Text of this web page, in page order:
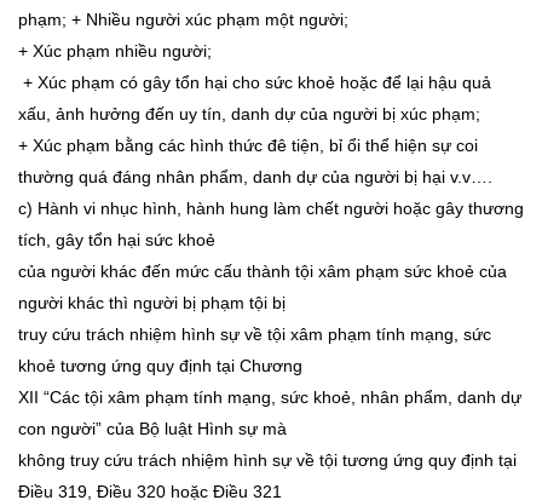
phạm; + Nhiều người xúc phạm một người;
+ Xúc phạm nhiều người;
+ Xúc phạm có gây tổn hại cho sức khoẻ hoặc để lại hậu quả
xấu, ảnh hưởng đến uy tín, danh dự của người bị xúc phạm;
+ Xúc phạm bằng các hình thức đê tiện, bỉ ổi thể hiện sự coi
thường quá đáng nhân phẩm, danh dự của người bị hại v.v….
c) Hành vi nhục hình, hành hung làm chết người hoặc gây thương
tích, gây tổn hại sức khoẻ
của người khác đến mức cấu thành tội xâm phạm sức khoẻ của
người khác thì người bị phạm tội bị
truy cứu trách nhiệm hình sự về tội xâm phạm tính mạng, sức
khoẻ tương ứng quy định tại Chương
XII “Các tội xâm phạm tính mạng, sức khoẻ, nhân phẩm, danh dự
con người” của Bộ luật Hình sự mà
không truy cứu trách nhiệm hình sự về tội tương ứng quy định tại
Điều 319, Điều 320 hoặc Điều 321